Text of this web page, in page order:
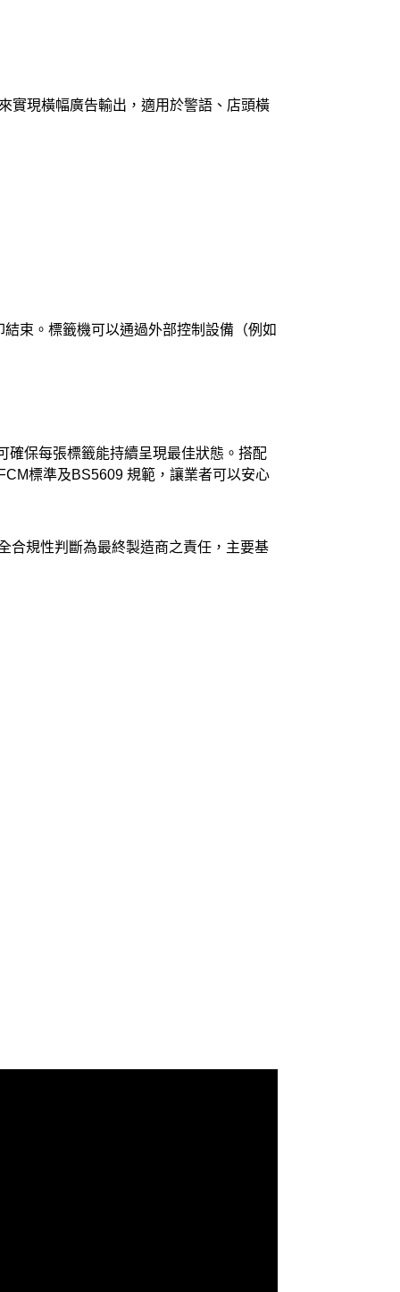
實現橫幅廣告輸出，適用於警語、店頭橫
束。標籤機可以通過外部控制設備（例如
確保每張標籤能持續呈現最佳狀態。搭配
標準及BS5609 規範，讓業者可以安心
合規性判斷為最終製造商之責任，主要基